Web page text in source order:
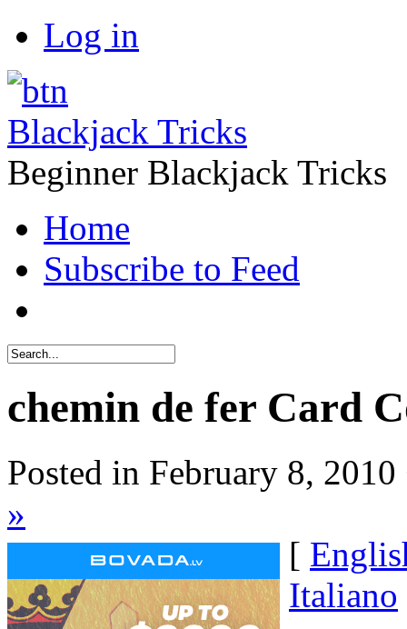
Log in
Blackjack Tricks
Beginner Blackjack Tricks
Home
Subscribe to Feed
chemin de fer Card
Posted in February 8,
»
[
Italiano